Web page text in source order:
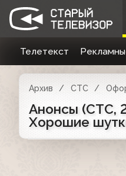
Телетекст
Архив СТС
Анонсы (СТС,
Хорошие